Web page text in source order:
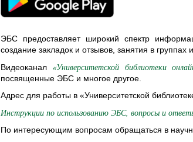
ЭБС предоставляет широкий спектр
создание закладок и отзывов, занятия в группах и
Видеоканал «Университетской библиотеки
посвященные ЭБС и многое другое.
Адрес для работы в «Университетской
Инструкции по использованию ЭБС, вопросы и
По интересующим вопросам обращаться в